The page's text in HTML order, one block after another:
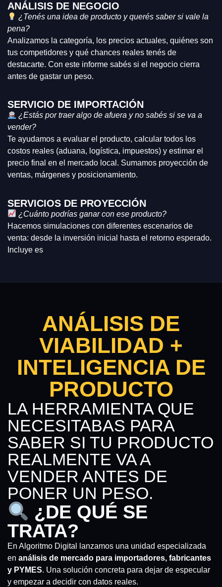
ANÁLISIS DE NEGOCIO
¿Tenés una idea de producto y querés saber si vale la
pena?
Analizamos la categoría, los precios actuales, quiénes son
tus competidores y qué chances reales tenés de
destacarte. Con este informe sabés si el negocio cierra
antes de gastar un peso.
SERVICIO DE IMPORTACIÓN
¿Estás por traer algo de afuera y no sabés si se va a
vender?
Te ayudamos a evaluar el producto, calcular todos los
costos reales (aduana, logística, impuestos) y estimar el
precio final en el mercado local. Sumamos proyección de
ventas, márgenes y posicionamiento.
SERVICIOS DE PROYECCIÓN
¿Cuánto podrías ganar con ese producto?
Hacemos simulaciones con diferentes escenarios de
venta: desde la inversión inicial hasta el retorno esperado.
Incluye es
ANÁLISIS DE
VIABILIDAD +
INTELIGENCIA DE
PRODUCTO
LA HERRAMIENTA QUE
NECESITABAS PARA
SABER SI TU PRODUCTO
REALMENTE VA A
VENDER ANTES DE
PONER UN PESO.
¿DE QUÉ SE
TRATA?
En Algoritmo Digital lanzamos una unidad especializada
en análisis de mercado para importadores, fabricantes
y PYMES. Una solución concreta para dejar de especular
y empezar a decidir con datos reales.